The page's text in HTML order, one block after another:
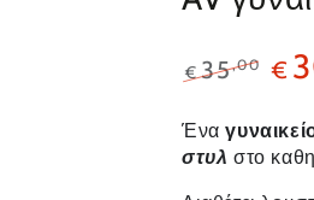
€35,00 €
Ένα
στυλ στο